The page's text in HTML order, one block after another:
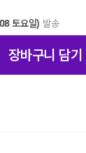
토요일) 발송
장바구니 담기